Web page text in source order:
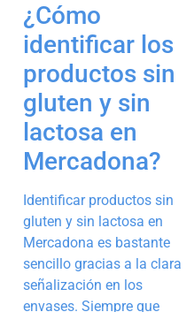
¿Cómo
identificar los
productos sin
gluten y sin
lactosa en
Mercadona?
Identificar productos sin
gluten y sin lactosa en
Mercadona es bastante
sencillo gracias a la clara
señalización en los
envases. Siempre que